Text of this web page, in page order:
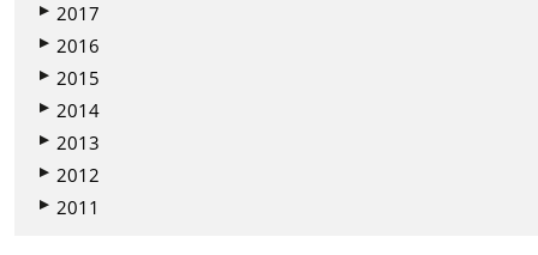
2017
2016
2015
2014
2013
2012
2011